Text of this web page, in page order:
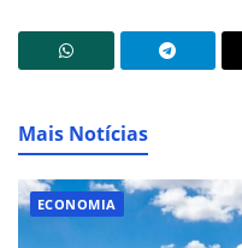
Mais Notícias
ECONOMIA